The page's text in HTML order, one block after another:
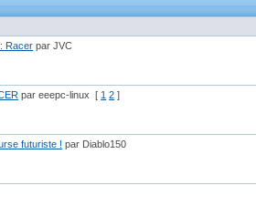
Racer par JVC
par eeepc-linux [ 1 2 ]
futuriste ! par Diablo150